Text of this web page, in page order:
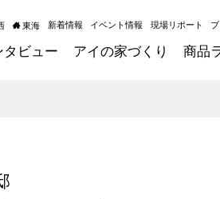
東海 新着情報 イベント情報 現場リポート
タビュー アイの家づくり 商品